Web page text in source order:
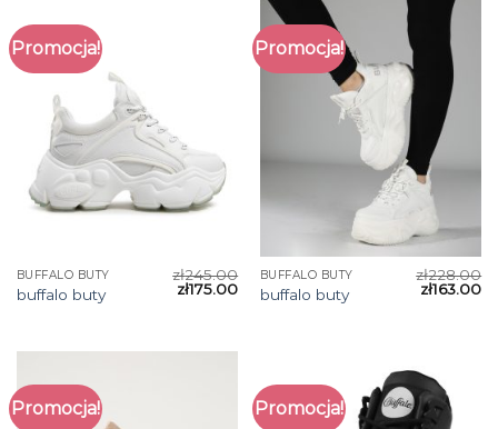
Promocja!
BUFFALO BUTY
buffalo buty
zł245.00
zł175.00
Promocja!
BUFFALO BUTY
buffalo buty
zł228.00
zł163.00
Promocja! Promocja!